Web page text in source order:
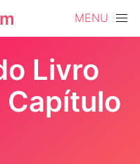
MENU
Livro
Capítulo